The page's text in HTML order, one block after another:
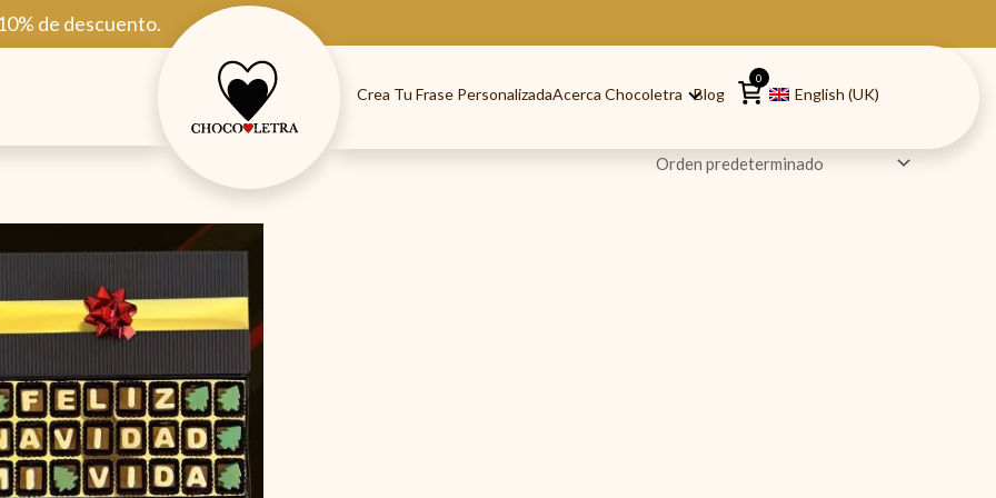
de descuento.
Crea Tu Frase PersonalizadaAcerca Chocoletra Blog
0
English (UK)